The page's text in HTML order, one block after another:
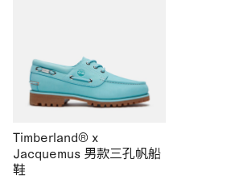
Timberland® x
Jacquemus 男款三孔帆船
鞋